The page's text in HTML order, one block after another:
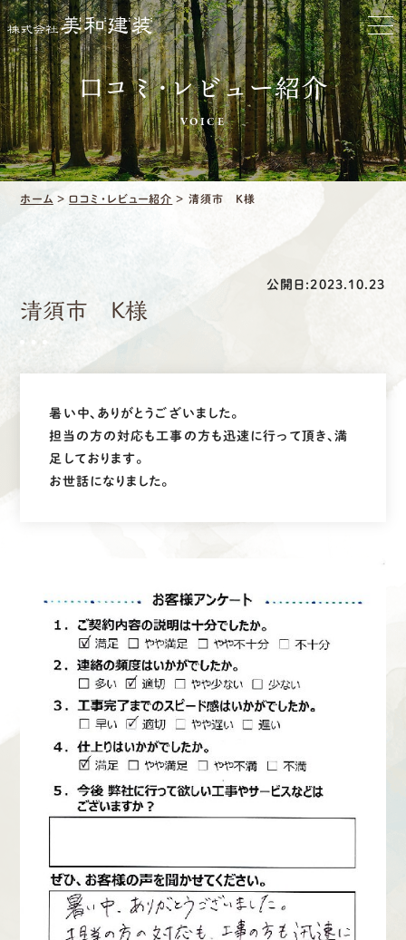
ホーム
お家をきれいに
会社をきれいに
クリーニング
施工事例
採用情報
募集要項
資 格者が、無料建物診
0120-44-2605
営業時間 8:00−18:00 ｜
定休日 日曜・祝日
LINEでお手軽相談
口コミ・レビュー紹介
VOICE
ホーム >口コミ・レビュー紹介 > 清須市 K様
公開日:2023.10.23
清須市 K様
暑い中、ありがとうございました。
担当の方の対応も工事の方も迅速に行って頂き、満
足しております。
お世話になりました。